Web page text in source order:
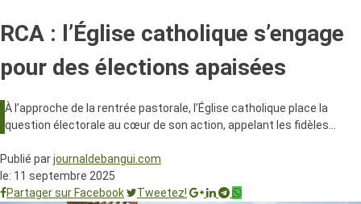
RCA : l’Église catholique s’engage
pour des élections apaisées
À l’approche de la rentrée pastorale, l’Église catholique place la
question électorale au cœur de son action, appelant les fidèles…
Publié parjournaldebangui.com
le: 11 septembre 2025
Partager sur Facebook
Tweetez!